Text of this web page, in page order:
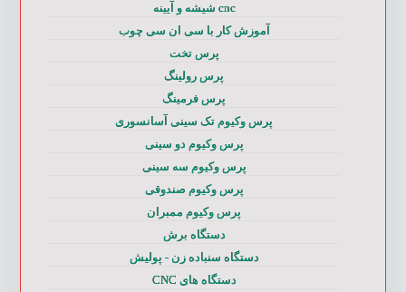
cnc شیشه و آیینه
آموزش کار با سی ان سی چوب
پرس تخت
پرس رولینگ
پرس فرمینگ
پرس وکیوم تک سینی آسانسوری
پرس وکیوم دو سینی
پرس وکیوم سه سینی
پرس وکیوم صندوقی
پرس وکیوم ممبران
دستگاه برش
دستگاه سنباده زن - پولیش
دستگاه های CNC